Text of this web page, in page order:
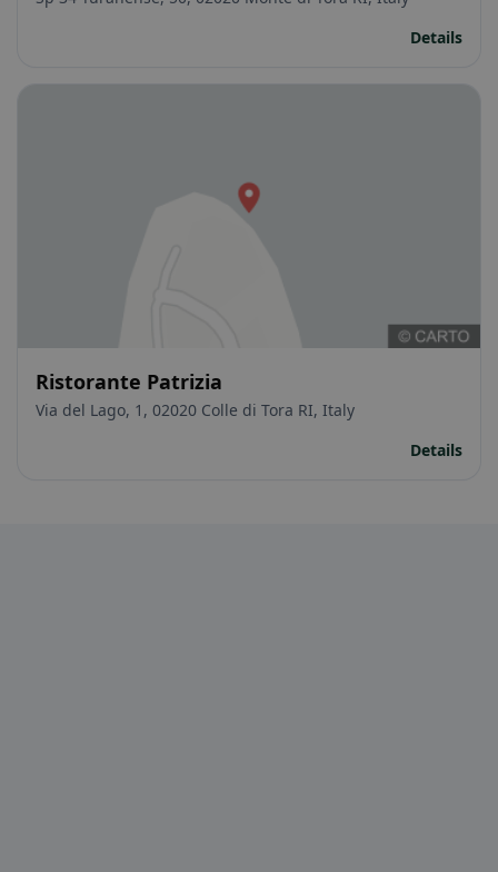
Details
Ristorante Patrizia
Via del Lago, 1, 02020 Colle di Tora RI, Italy
Details